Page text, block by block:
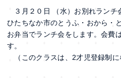
３月２０日 （水）お別れラン
ひたちなか市のとうふ・おから・
お弁当でランチ会をします。会費
す。
（このクラスは、2才児登録制に